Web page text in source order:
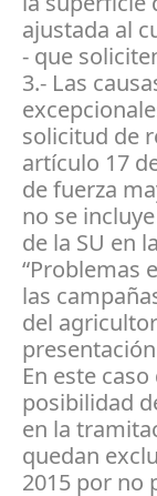
ajustada al
- que
3.- Las
solicitud de
artículo 17
de fuerza
no se
de la SU en
“Problemas
las
del
En este
posibilidad
en la
quedan
2015 por no